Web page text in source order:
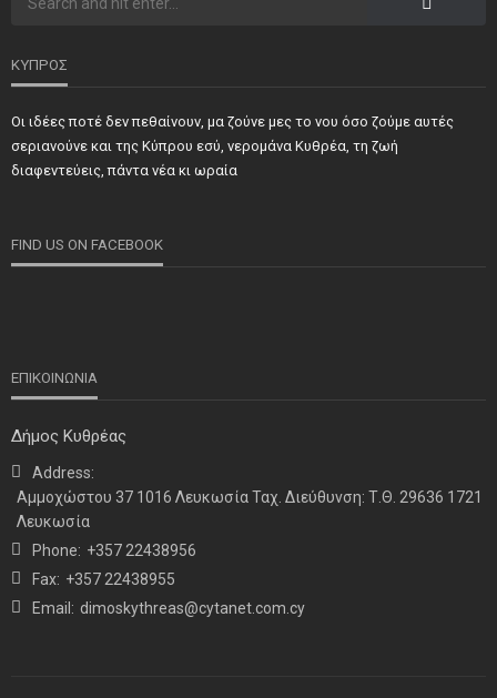
ΣΗΜΑΝΤΙΚΑ ΤΕΛΕΥΤΑΙΑ ΝΕΑ
Τιμήθηκαν και φέτος προσωπικότητες και φορείς των
ΝΕΑ ΤΕΛΕΥΤΑΙΑ ΝΕΑ
Η παρουσία μας στο 41ο Συνέδριο της ΠΣΕΚΑ στην
Ουάσινγκτον
ΚΥΠΡΟΣ
Οι ιδέες ποτέ δεν πεθαίνουν, μα ζούνε μες το νου όσο ζούμε αυτές
σεριανούνε και της Κύπρου εσύ, νερομάνα Κυθρέα, τη ζωή
διαφεντεύεις, πάντα νέα κι ωραία
FIND US ON FACEBOOK
ΕΠΙΚΟΙΝΩΝΙΑ
Δήμος Κυθρέας
Address:
Αμμοχώστου 37 1016 Λευκωσία Ταχ. Διεύθυνση: Τ.Θ. 29636 1721
Λευκωσία
Phone: +357 22438956
Fax: +357 22438955
Email: dimoskythreas@cytanet.com.cy